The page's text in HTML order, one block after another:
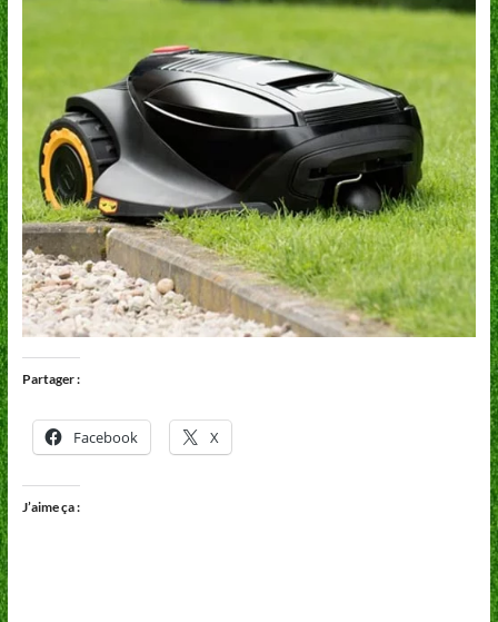
Partager :
Facebook X
J’aime ça :